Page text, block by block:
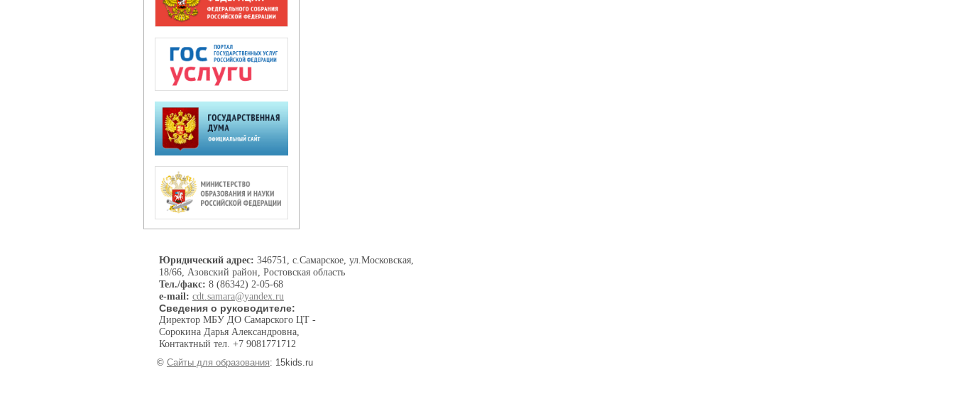
Юридический адрес: 346751, с.Самарское, ул.Московская,
18/66, Азовский район, Ростовская область
Тел./факс: 8 (86342) 2-05-68
e-mail: cdt.samara@yandex.ru
Сведения о руководителе:
Директор МБУ ДО Самарского ЦТ -
Сорокина Дарья Александровна,
Контактный тел. +7 9081771712
© Сайты для образования: 15kids.ru